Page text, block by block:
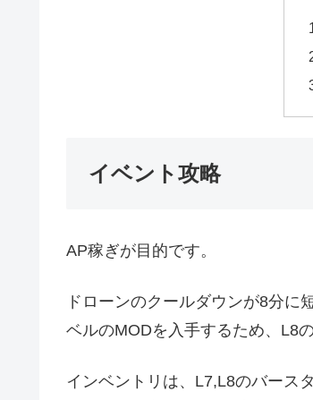
イベント攻略
AP稼ぎが目的です。
ドローンのクールダウンが8分に
ベルのMODを入手するため、L8
インベントリは、L7,L8のバース